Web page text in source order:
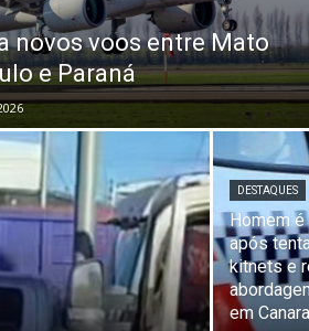
novos voos entre Mato
e Paraná
DESTAQUES
Homem
após
kitnets e
em